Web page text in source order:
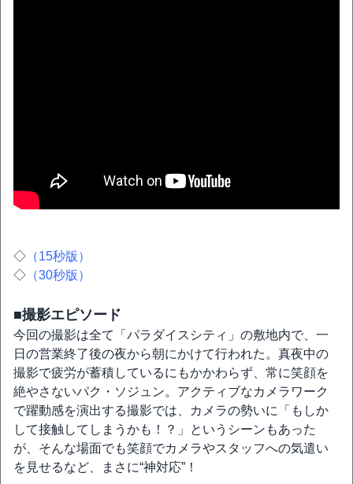
◇ （15秒版）
◇ （30秒版）
■撮影エピソード
今回の撮影は全て「パラダイスシティ」の敷地内で、一
日の営業終了後の夜から朝にかけて行われた。真夜中の
撮影で疲労が蓄積しているにもかかわらず、常に笑顔を
絶やさないパク・ソジュン。アクティブなカメラワーク
で躍動感を演出する撮影では、カメラの勢いに「もしか
して接触してしまうかも！？」というシーンもあった
が、そんな場面でも笑顔でカメラやスタッフへの気遣い
を見せるなど、まさに“神対応”！